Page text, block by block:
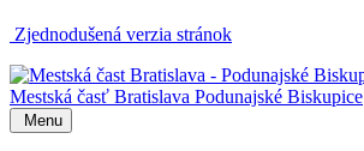
Zjednodušená verzia stránok
Mestská časť Bratislava Podunajské Biskupice
Menu